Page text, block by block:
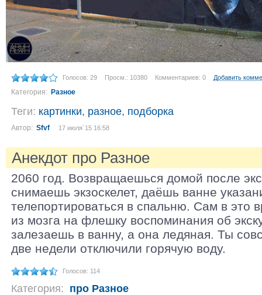
Голосов: 29 Просм.: 10380 Комментариев: 0 Добавить
Категория: Разное
Теги: картинки, разное, подборка
Автор: Sfvf 17 июля´15 16:58
Анекдот про Разное
2060 год. Возвращаешься домой после
снимаешь экзоскелет, даёшь ванне
телепортироваться в спальню. Сам в это
из мозга на флешку воспоминания об
залезаешь в ванну, а она ледяная. Ты
две недели отключили горячую воду.
Голосов: 114
Категория: про Разное